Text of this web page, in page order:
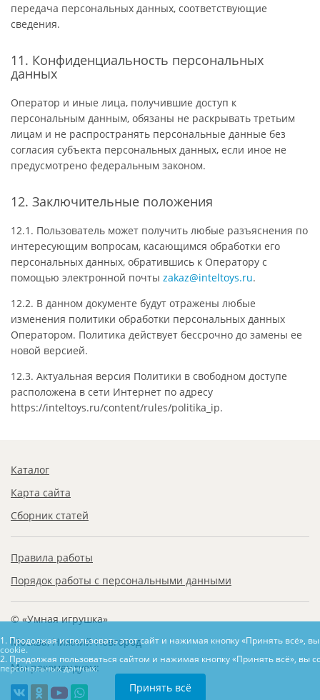
передача персональных данных, соответствующие
сведения.
11. Конфиденциальность персональных
данных
Оператор и иные лица, получившие доступ к
персональным данным, обязаны не раскрывать третьим
лицам и не распространять персональные данные без
согласия субъекта персональных данных, если иное не
предусмотрено федеральным законом.
12. Заключительные положения
12.1. Пользователь может получить любые разъяснения по
интересующим вопросам, касающимся обработки его
персональных данных, обратившись к Оператору с
помощью электронной почты zakaz@inteltoys.ru.
12.2. В данном документе будут отражены любые
изменения политики обработки персональных данных
Оператором. Политика действует бессрочно до замены ее
новой версией.
12.3. Актуальная версия Политики в свободном доступе
расположена в сети Интернет по адресу
https://inteltoys.ru/content/rules/politika_ip.
Каталог
Карта сайта
Сборник статей
Правила работы
Порядок работы с персональными данными
© «Умная игрушка»
Москва, Нижний Новгород
Мы рекомендуем:
1. Продолжая использовать этот сайт и нажимая кнопку «Принять всё»,
cookie.
2. Продолжая пользоваться сайтом и нажимая кнопку «Принять всё», вы
персональных данных.
Принять всё